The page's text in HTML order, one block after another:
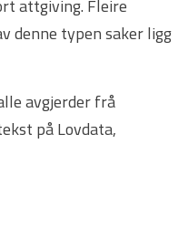
attgiving. Fleire
denne typen saker ligg
avgjerder frå
på Lovdata,